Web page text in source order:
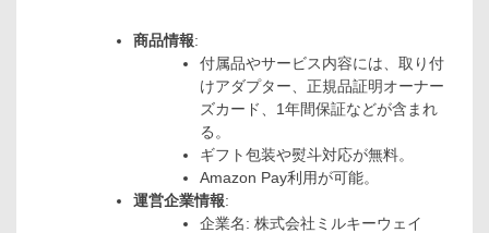
商品情報:
付属品やサービス内容には、取り付
けアダプター、正規品証明オーナー
ズカード、1年間保証などが含まれ
る。
ギフト包装や熨斗対応が無料。
Amazon Pay利用が可能。
運営企業情報:
企業名: 株式会社ミルキーウェイ